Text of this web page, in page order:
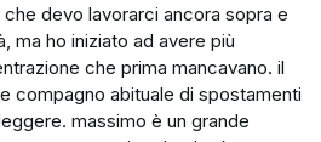
il proprio potenziale
AtletaVincente.com, uno
devo lavorarci ancora sopra e
ma ho iniziato ad avere più
che prima mancavano. il
compagno abituale di spostamenti
massimo è un grande